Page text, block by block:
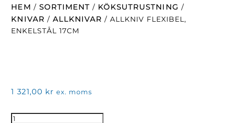
HEM / SORTIMENT / KÖKSUTRUSTNING /
KNIVAR / ALLKNIVAR / ALLKNIV FLEXIBEL,
ENKELSTÅL 17CM
1 321,00 kr ex. moms
Allkniv